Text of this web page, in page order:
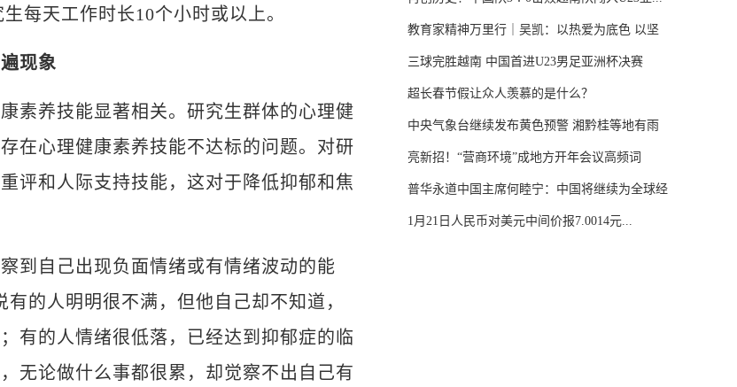
每天工作时长10个小时或以上。
现象
养技能显著相关。研究生群体的心理健
在心理健康素养技能不达标的问题。对研
评和人际支持技能，这对于降低抑郁和焦
自己出现负面情绪或有情绪波动的能
的人明明很不满，但他自己却不知道，
有的人情绪很低落，已经达到抑郁症的临
无论做什么事都很累，却觉察不出自己有
教育家精神万里行｜吴凯：以热爱为底色 以坚
守...
三球完胜越南 中国首进U23男足亚洲杯决赛
超长春节假让众人羡慕的是什么？
中央气象台继续发布黄色预警 湘黔桂等地有雨
雪...
亮新招！“营商环境”成地方开年会议高频词
普华永道中国主席何睦宁：中国将继续为全球经
济...
1月21日人民币对美元中间价报7.0014元...